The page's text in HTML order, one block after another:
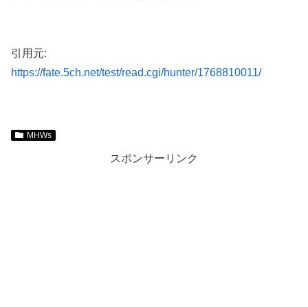
引用元:
https://fate.5ch.net/test/read.cgi/hunter/1768810011/
MHWs
スポンサーリンク